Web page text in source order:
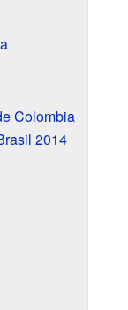
Colombia
2014